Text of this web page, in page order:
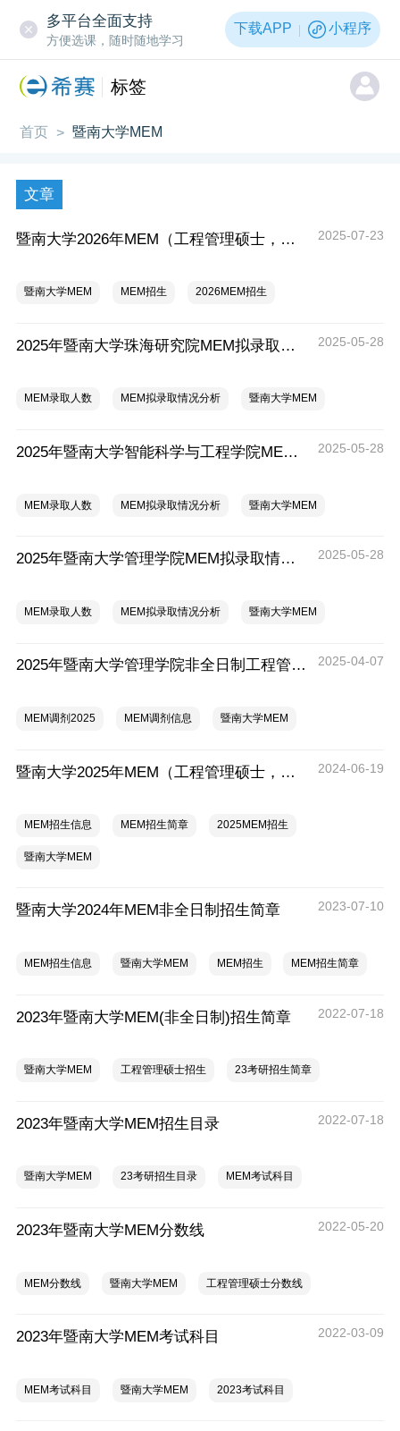
多平台全面支持
方便选课，随时随地学习
下载APP 小程序
标签
首页 > 暨南大学MEM
文章
暨南大学2026年MEM（工程管理硕士，非全日制）招生简章 2025-07-23
暨南大学MEM MEM招生 2026MEM招生
2025年暨南大学珠海研究院MEM拟录取情况分析 2025-05-28
MEM录取人数 MEM拟录取情况分析 暨南大学MEM
2025年暨南大学智能科学与工程学院MEM拟录取情况分析 2025-05-28
MEM录取人数 MEM拟录取情况分析 暨南大学MEM
2025年暨南大学管理学院MEM拟录取情况分析 2025-05-28
MEM录取人数 MEM拟录取情况分析 暨南大学MEM
2025年暨南大学管理学院非全日制工程管理专业硕士（MEM）接受调剂公告 2025-04-07
MEM调剂2025 MEM调剂信息 暨南大学MEM
暨南大学2025年MEM（工程管理硕士，非全日制）招生简章 2024-06-19
MEM招生信息 MEM招生简章 2025MEM招生
暨南大学MEM
暨南大学2024年MEM非全日制招生简章 2023-07-10
MEM招生信息 暨南大学MEM MEM招生 MEM招生简章
2023年暨南大学MEM(非全日制)招生简章 2022-07-18
暨南大学MEM 工程管理硕士招生 23考研招生简章
2023年暨南大学MEM招生目录 2022-07-18
暨南大学MEM 23考研招生目录 MEM考试科目
2023年暨南大学MEM分数线 2022-05-20
MEM分数线 暨南大学MEM 工程管理硕士分数线
2023年暨南大学MEM考试科目 2022-03-09
MEM考试科目 暨南大学MEM 2023考试科目